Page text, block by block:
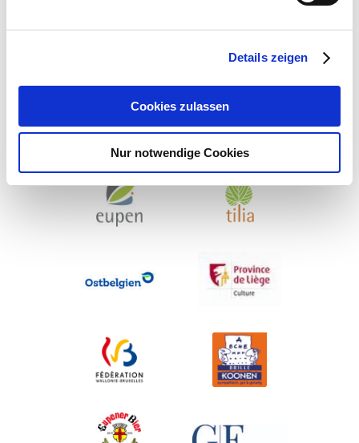
Details zeigen
Cookies zulassen
Nur notwendige Cookies